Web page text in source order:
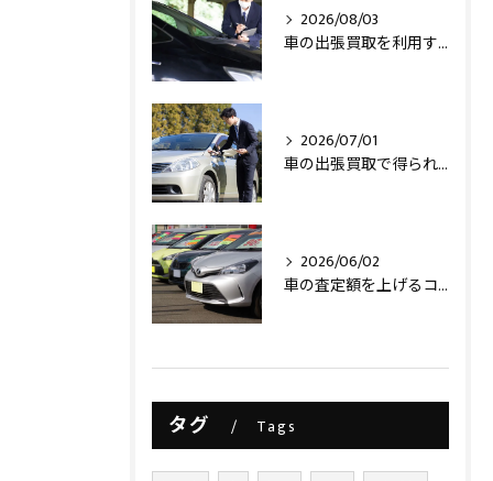
2026/08/03
車の出張買取を利用する際の注意点とは？
2026/07/01
車の出張買取で得られるメリットとは？
2026/06/02
車の査定額を上げるコツ
タグ Tags